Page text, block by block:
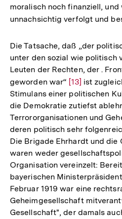
moralisch noch finanziell,
unnachsichtig verfolgt und
Die Tatsache, daß „der
unter den sozial wie politisch
Leuten der Rechten, der .
geworden war“ Zur
Auflösung
der
Fußnote
[13] ist
Stimulans einer politischen
die Demokratie zutiefst
Terrororganisationen und
deren politisch sehr
Die Brigade Ehrhardt und die
waren weder
Organisation vereinzelt:
bayerischen
Februar 1919 war eine
Geheimgesellschaft
Gesellschaft", der damals